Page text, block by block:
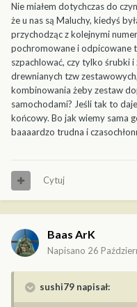
Nie miałem dotychczas do
że u nas są Maluchy, kiedyś
przychodząc z kolejnymi
pochromowane i odpicowane
szpachlować, czy tylko śrubki i
drewnianych tzw
kombinowania żeby zestaw
samochodami? Jeśli tak to
końcowy. Bo jak wiemy sama
baaaardzo trudna i
Cytuj
Baas ArK
Napisano 26
sushi79 napisał: